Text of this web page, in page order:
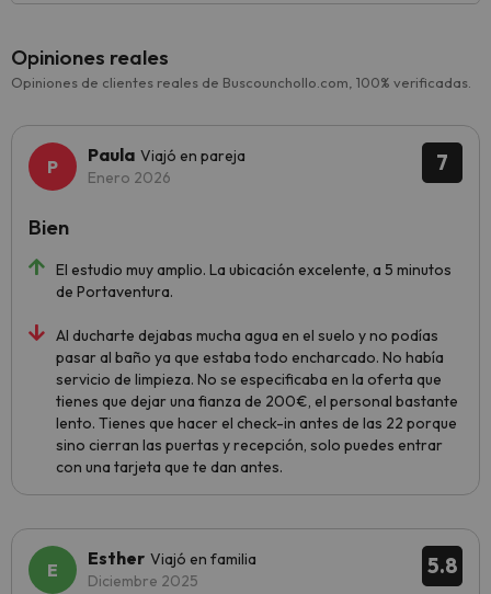
Opiniones reales
Opiniones de clientes reales de Buscounchollo.com, 100% verificadas.
7
Paula Viajó en pareja
Enero 2026
El estudio muy amplio. La ubicación excelente, a 5 minutos
de Portaventura.
Al ducharte dejabas mucha agua en el suelo y no podías
pasar al baño ya que estaba todo encharcado. No había
servicio de limpieza. No se especificaba en la oferta que
tienes que dejar una fianza de 200€, el personal bastante
lento. Tienes que hacer el check-in antes de las 22 porque
sino cierran las puertas y recepción, solo puedes entrar
con una tarjeta que te dan antes.
Bien
5.8
Esther Viajó en familia
Diciembre 2025